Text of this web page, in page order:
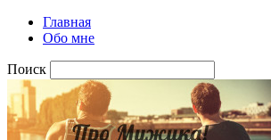
Главная
Обо мне
Поиск